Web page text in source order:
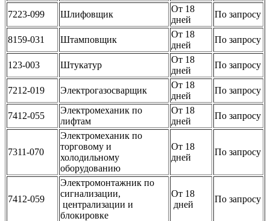
7223-099 Шлифовщик
От 18
дней
По запросу
8159-031 Штамповщик
От 18
дней
По запросу
123-003 Штукатур
От 18
дней
По запросу
7212-019 Электрогазосварщик
От 18
дней
По запросу
7412-055
Электромеханик по
лифтам
От 18
дней
По запросу
7311-070
Электромеханик по
торговому и
холодильному
оборудованию
От 18
дней
По запросу
7412-059
Электромонтажник по
сигнализации,
централизации и
блокировке
От 18
дней
По запросу